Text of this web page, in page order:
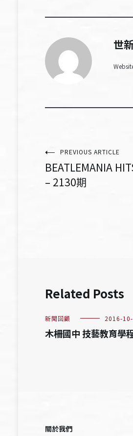
世
文
章
PREVIOUS ARTICLE
BEATLEMANIA
– 2130期
Related Posts
新聞回顧 2016-
木柵國中 技藝教育學
關於我們